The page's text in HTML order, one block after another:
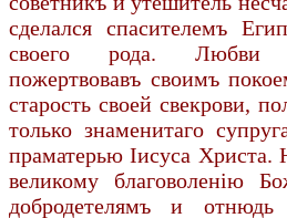
сделался спасителемъ
своего рода. Любви
пожертвовавъ своимъ
старость своей свекрови,
только знаменитаго
праматерью Iисуса Христа.
великому благоволенiю
добродетелямъ и